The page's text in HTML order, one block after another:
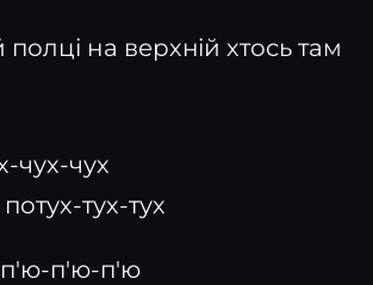
на верхній хтось там
чух-чух
тух-тух
п'ю-п'ю-п'ю